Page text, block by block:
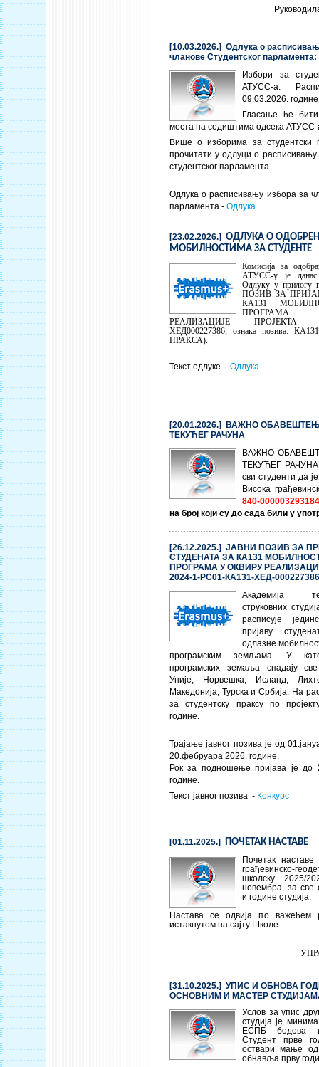
[10.03.2026.] Одлука о
чланове Студентског парламента:
Избори за
АТУСС-а.
09.03.2026. године
Гласање ће
места на седиштима одсека АТУСС-
Више о изборима за студентски
прочитати у одлуци о
студентског парламента.
Одлука о расписивању избора за
парламента - Одлука
[23.02.2026.] ОДЛУКА О
МОБИЛНОСТИМА ЗА СТУДЕНТЕ
Комисија за
АТУСС-у је данас
Одлуку у прилогу
ПОЗИВ ЗА
КА131
РЕАЛИЗАЦИЈЕ ПРОЈЕКТА
ХЕД000227386, ознака позива:
ПРАКСА).
Текст одлуке - Одлука
[20.01.2026.] ВАЖНО
ТЕКУЋЕГ РАЧУНА
ВАЖНО
ТЕКУЋЕГ РАЧУНА
сви студенти да
Висока
840-
на број који су до сада били у
[26.12.2025.] ЈАВНИ ПОЗИВ ЗА
СТУДЕНАТА ЗА КА131
ПРОГРАМА У ОКВИРУ
2024-1-РС01-КА131-ХЕД-000227386
Академија
струковних
расписује
пријаву
одлазне
програмским земљама. У
програмских земаља спадају
Уније, Норвешка, Исланд,
Македонија, Турска и Србија. На
за студентску праксу по
године.
Трајање јавног позива је од
20.фебруара 2026. године,
Рок за подношење пријава је до
године.
Текст јавног позива - Конкурс
[01.11.2025.] ПОЧЕТАК НАСТАВЕ
Почетак
грађевинско-
школску 2025/
новембра, за све
и године студија.
Настава се одвија по важећем
истакнутом на сајту Школе.
[31.10.2025.] УПИС И ОБНОВА
ОСНОВНИМ И МАСТЕР
Услов за упис
студија је
ЕСПБ бодова
Студент прве
оствари мање
обнавља прву